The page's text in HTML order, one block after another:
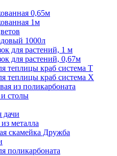
0,65м
1м
1000л
для растений, 1 м
для растений, 0,67м
теплицы краб система Т
теплицы краб система Х
из поликарбоната
столы
дачи
металла
скамейка Дружба
поликарбоната